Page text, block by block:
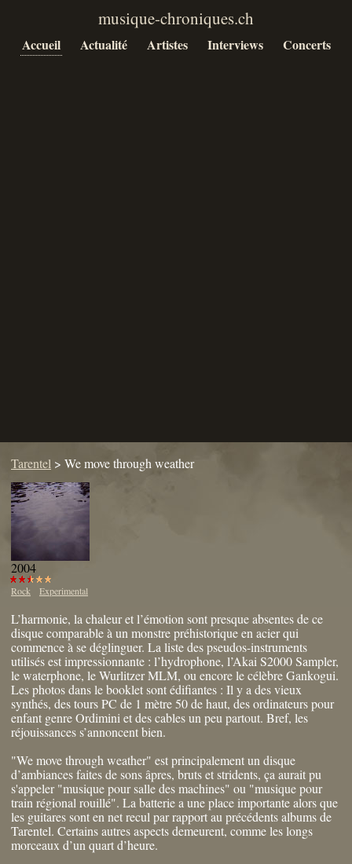
Accueil Actualité Artistes Interviews Concerts
Tarentel > We move through weather
2004
Rock Experimental
L’harmonie, la chaleur et l’émotion sont presque absentes de ce
disque comparable à un monstre préhistorique en acier qui
commence à se déglinguer. La liste des pseudos-instruments
utilisés est impressionnante : l’hydrophone, l’Akai S2000 Sampler,
le waterphone, le Wurlitzer MLM, ou encore le célèbre Gankogui.
Les photos dans le booklet sont édifiantes : Il y a des vieux
synthés, des tours PC de 1 mètre 50 de haut, des ordinateurs pour
enfant genre Ordimini et des cables un peu partout. Bref, les
réjouissances s’annoncent bien.
"We move through weather" est principalement un disque
d’ambiances faites de sons âpres, bruts et stridents, ça aurait pu
s'appeler "musique pour salle des machines" ou "musique pour
train régional rouillé". La batterie a une place importante alors que
les guitares sont en net recul par rapport au précédents albums de
Tarentel. Certains autres aspects demeurent, comme les longs
morceaux d’un quart d’heure.